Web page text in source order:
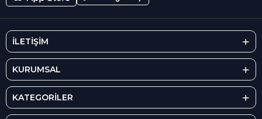
İLETİŞİM
KURUMSAL
KATEGORİLER